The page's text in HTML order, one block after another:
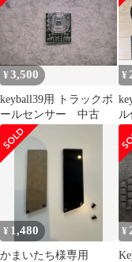
¥3,500
keyball39用 トラックボ
ールセンサー 中古
¥
ド
¥ 1,480
かまいたち様専用
¥